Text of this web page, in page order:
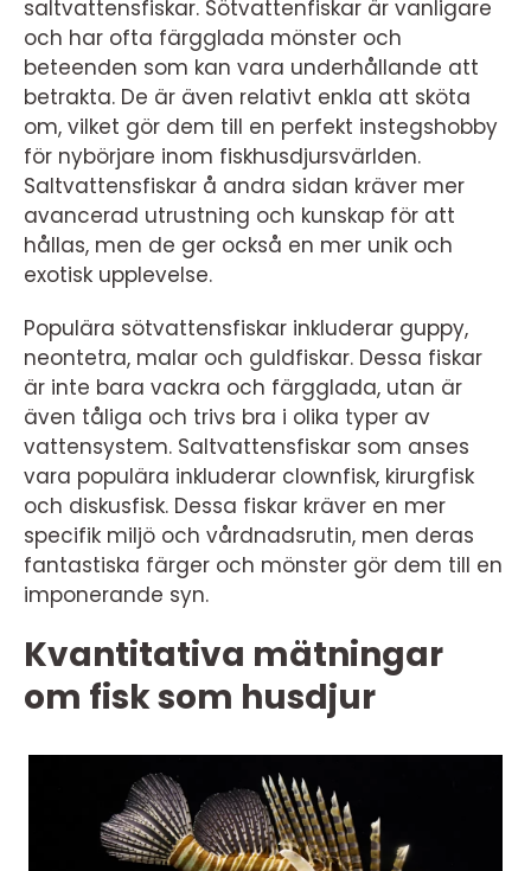
saltvattensfiskar. Sötvattenfiskar är vanligare
och har ofta färgglada mönster och
beteenden som kan vara underhållande att
betrakta. De är även relativt enkla att sköta
om, vilket gör dem till en perfekt instegshobby
för nybörjare inom fiskhusdjursvärlden.
Saltvattensfiskar å andra sidan kräver mer
avancerad utrustning och kunskap för att
hållas, men de ger också en mer unik och
exotisk upplevelse.
Populära sötvattensfiskar inkluderar guppy,
neontetra, malar och guldfiskar. Dessa fiskar
är inte bara vackra och färgglada, utan är
även tåliga och trivs bra i olika typer av
vattensystem. Saltvattensfiskar som anses
vara populära inkluderar clownfisk, kirurgfisk
och diskusfisk. Dessa fiskar kräver en mer
specifik miljö och vårdnadsrutin, men deras
fantastiska färger och mönster gör dem till en
imponerande syn.
Kvantitativa mätningar
om fisk som husdjur